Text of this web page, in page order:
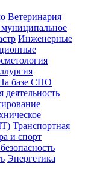
Ветеринария
муниципальное
Инженерные
базе СПО
деятельность
Транспортная
и спорт
Энергетика